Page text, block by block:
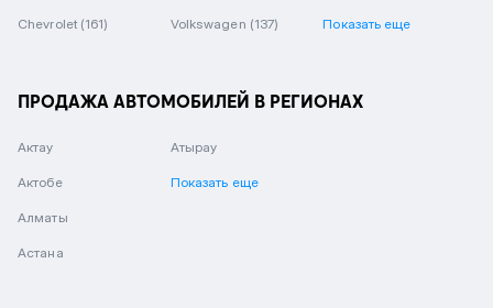
Chevrolet (161) Volkswagen (137) Показать еще
ПРОДАЖА АВТОМОБИЛЕЙ В РЕГИОНАХ
Актау
Актобе
Алматы
Астана
Атырау
Показать еще